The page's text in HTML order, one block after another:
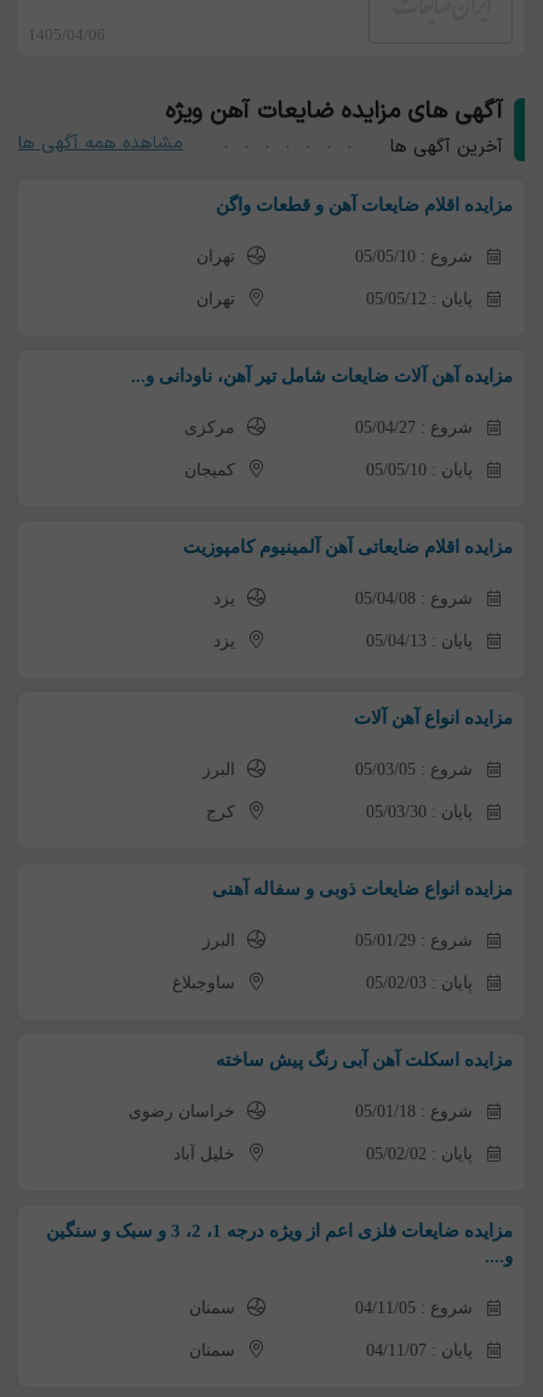
1405/04/06
آگهی های مزایده ضایعات آهن ویژه
آخرین آگهی ها مشاهده همه آگهی ها
مزایده اقلام ضایعات آهن و قطعات واگن
شروع : 05/05/10 تهران
پایان : 05/05/12 تهران
مزایده آهن آلات ضایعات شامل تیر آهن، ناودانی و...
شروع : 05/04/27 مرکزی
پایان : 05/05/10 کمیجان
مزایده اقلام ضایعاتی آهن آلمینیوم کامپوزیت
شروع : 05/04/08 یزد
پایان : 05/04/13 یزد
مزایده انواع آهن آلات
شروع : 05/03/05 البرز
پایان : 05/03/30 کرج
مزایده انواع ضایعات ذوبی و سفاله آهنی
شروع : 05/01/29 البرز
پایان : 05/02/03 ساوجبلاغ
مزایده اسکلت آهن آبی رنگ پیش ساخته
شروع : 05/01/18 خراسان رضوی
پایان : 05/02/02 خلیل آباد
مزایده ضایعات فلزی اعم از ویژه درجه 1، 2، 3 و سبک و سنگین
و....
شروع : 04/11/05 سمنان
پایان : 04/11/07 سمنان